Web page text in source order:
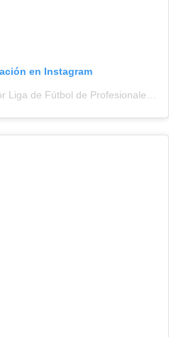
en Instagram
Una publicación compartida por Liga de Fútbol de Profesionales (@adepu.oficial)